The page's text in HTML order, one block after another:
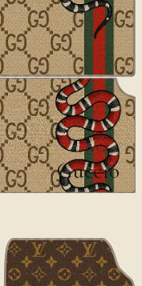
ديزاينر
Guccio